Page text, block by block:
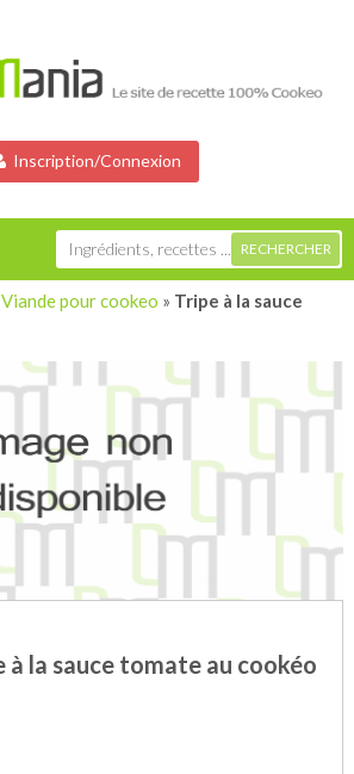
Inscription/Connexion
pour cookeo » Tripe à la sauce
à la sauce tomate au cookéo